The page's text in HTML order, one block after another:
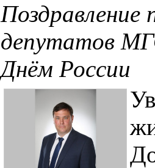
Поздравление
депутатов
Днём России